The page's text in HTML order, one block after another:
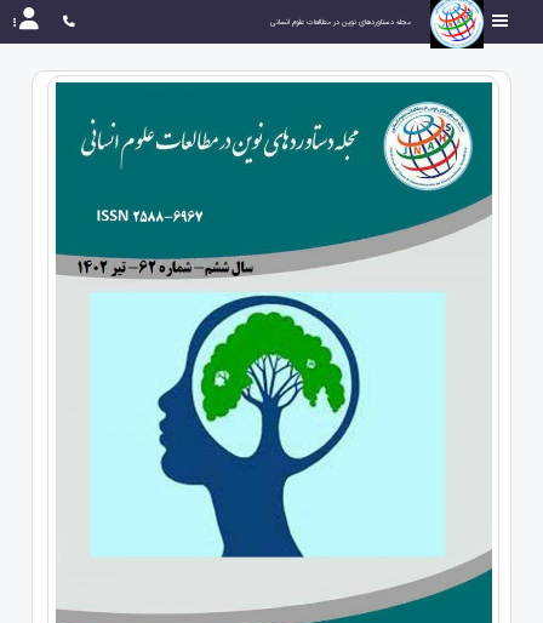
مجله دستاوردهای نوین در مطالعات علوم انسانی